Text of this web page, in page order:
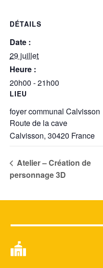
DÉTAILS
Date :
29 juillet
Heure :
20h00 - 21h00
LIEU
foyer communal Calvisson
Route de la cave
Calvisson, 30420 France
Atelier – Création de
personnage 3D